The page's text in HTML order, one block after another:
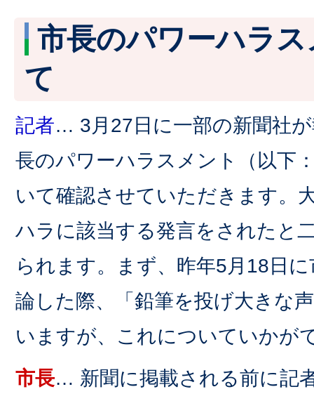
市長のパワーハラ
て
記者… 3月27日に一部の新聞社
長のパワーハラスメント（以下
いて確認させていただきます。
ハラに該当する発言をされたと
られます。まず、昨年5月18日
論した際、「鉛筆を投げ大きな
いますが、これについていかが
市長… 新聞に掲載される前に記